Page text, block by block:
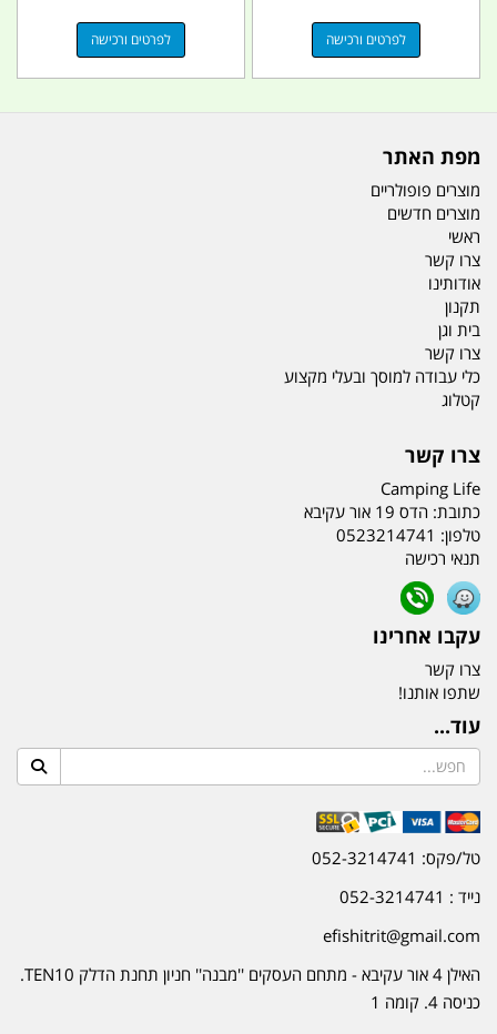
לפרטים ורכישה לפרטים ורכישה
מפת האתר
מוצרים פופולריים
מוצרים חדשים
ראשי
צרו קשר
אודותינו
תקנון
בית וגן
צרו קשר
כלי עבודה למוסך ובעלי מקצוע
קטלוג
צרו קשר
Camping Life
כתובת: הדס 19 אור עקיבא
טלפון: 0523214741
תנאי רכישה
עקבו אחרינו
צרו קשר
שתפו אותנו!
עוד...
טל/פקס: 052-3214741
נייד : 052-3214741
efishitrit@gmail.com
האילן 4 אור עקיבא - מתחם העסקים ''מבנה'' חניון תחנת הדלק TEN10.
כניסה 4. קומה 1